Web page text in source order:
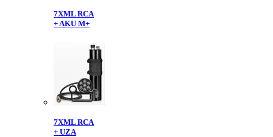
7XML RCA
+ AKU M+
7XML RCA
+ UZA